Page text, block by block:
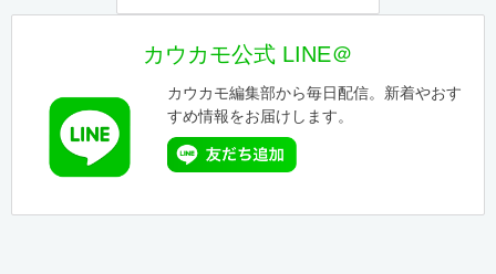
カウカモ公式 LINE＠
カウカモ編集部から毎日配信。新着やおす
すめ情報をお届けします。